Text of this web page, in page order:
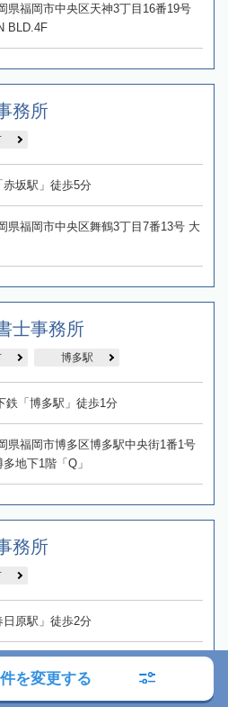
県福岡市中央区天神3丁目16番19号
BLD.4F
務所
坂駅」徒歩5分
県福岡市中央区舞鶴3丁目7番13号 大
士事務所
博多駅
鉄「博多駅」徒歩1分
県福岡市博多区博多駅中央街1番1号
地下1階「Q」
務所
原駅」徒歩2分
を変更する